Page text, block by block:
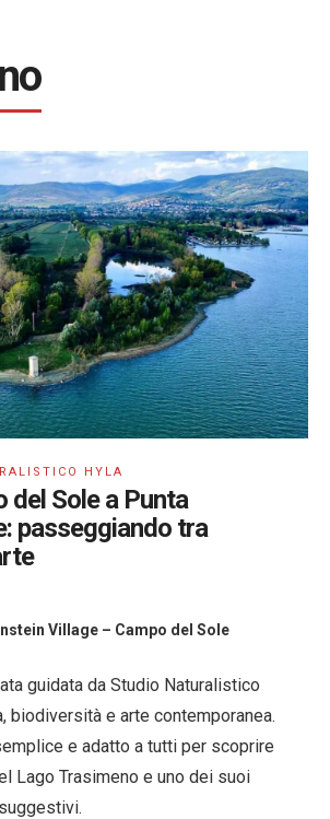
HYLA
del Sole a Punta
passeggiando tra
Village – Campo del Sole
guidata da Studio Naturalistico
biodiversità e arte contemporanea.
e adatto a tutti per scoprire
Lago Trasimeno e uno dei suoi